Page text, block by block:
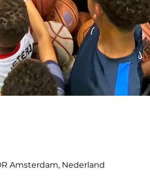
Amsterdam, Nederland